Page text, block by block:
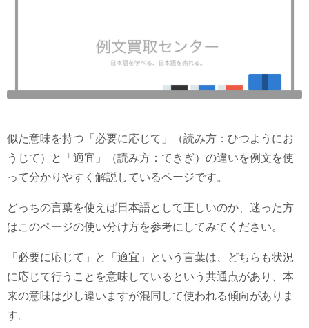
似た意味を持つ「必要に応じて」（読み方：ひつようにお
うじて）と「適宜」（読み方：てきぎ）の違いを例文を使
って分かりやすく解説しているページです。
どっちの言葉を使えば日本語として正しいのか、迷った方
はこのページの使い分け方を参考にしてみてください。
「必要に応じて」と「適宜」という言葉は、どちらも状況
に応じて行うことを意味しているという共通点があり、本
来の意味は少し違いますが混同して使われる傾向がありま
す。